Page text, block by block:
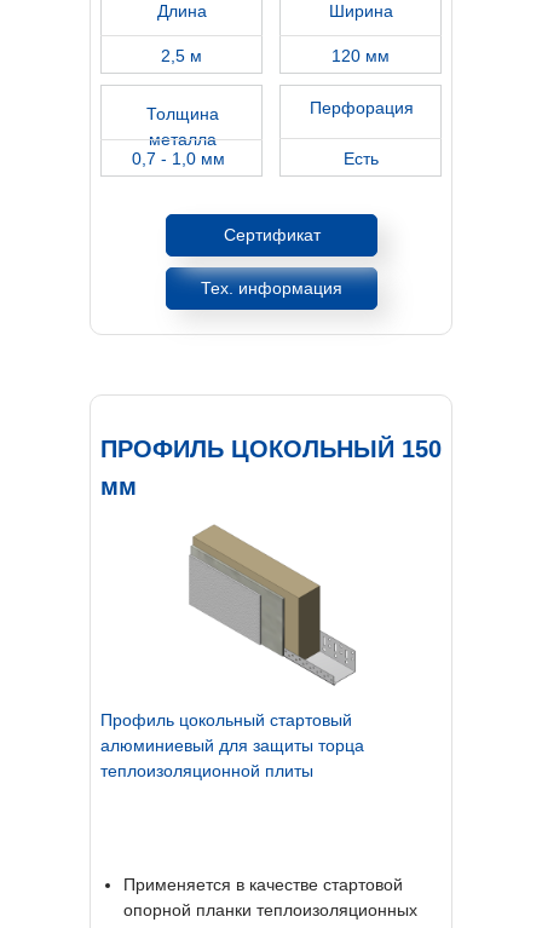
Тех. информация
Сертификат
Длина
2,5 м
Ширина
120 мм
Толщина
металла
0,7 - 1,0 мм
Перфорация
Есть
ПРОФИЛЬ ЦОКОЛЬНЫЙ 150
мм
Профиль цокольный стартовый
алюминиевый для защиты торца
теплоизоляционной плиты
Применяется в качестве стартовой
опорной планки теплоизоляционных